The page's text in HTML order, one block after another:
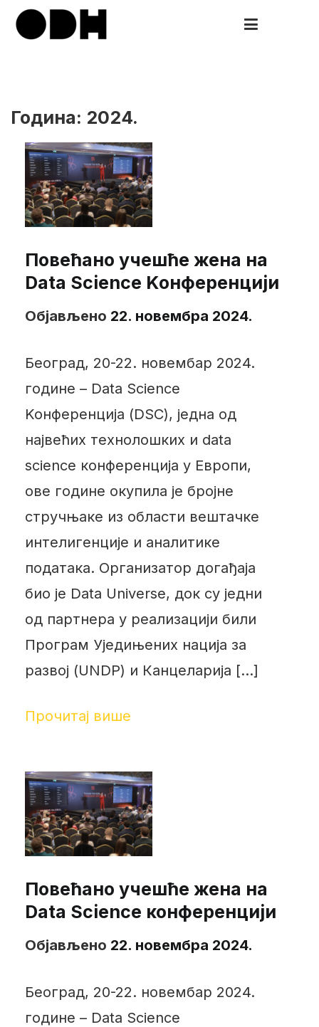
Скочи
Година: 2024.
Повећано учешће жена на
Data Science Kонференцији
Објављено 22. новембра 2024.
Београд, 20-22. новембар 2024.
године – Data Science
Koнференција (DSC), једна од
највећих технолошких и data
science конференција у Европи,
ове године окупила је бројне
стручњаке из области вештачке
интелигенције и аналитике
података. Организатор догађаја
био је Data Universe, док су једни
од партнера у реализацији били
Програм Уједињених нација за
развој (UNDP) и Канцеларија […]
Прочитај више
Повећано учешће жена на
Data Science конференцији
Објављено 22. новембра 2024.
Београд, 20-22. новембар 2024.
године – Data Science